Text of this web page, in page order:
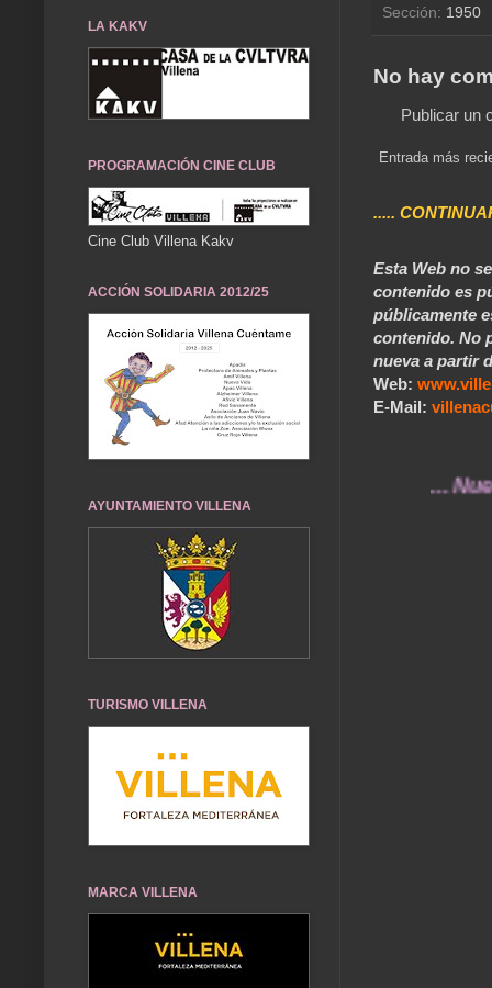
Sección: 1950
No hay
Publicar un
Entrada más
.....
Esta Web no
contenido es
públicamente
contenido. No
nueva a partir
Web:
E-Mail:
... Nuestros
LA KAKV
PROGRAMACIÓN CINE CLUB
Cine Club Villena Kakv
ACCIÓN SOLIDARIA 2012/25
AYUNTAMIENTO VILLENA
TURISMO VILLENA
MARCA VILLENA